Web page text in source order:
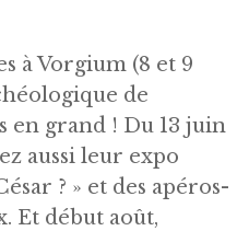
à Vorgium (8 et 9
de
en grand ! Du 13 juin
aussi leur expo
? » et des apéros-
Et début août,